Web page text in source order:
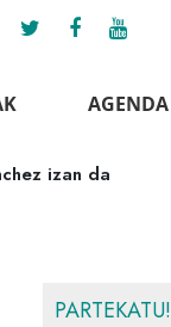
AGENDA
izan da
PARTEKATU!